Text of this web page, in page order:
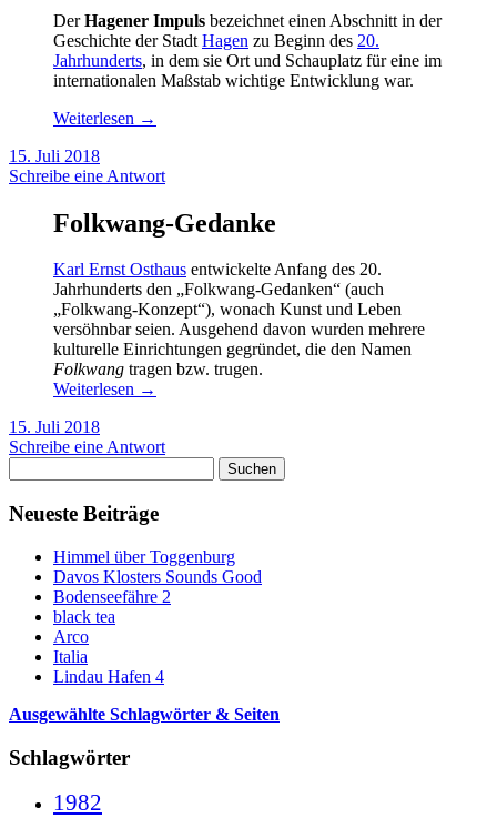
DerHagener Impuls bezeichnet einen Abschnitt in der
Geschichte der Stadt Hagen zu Beginn des 20.
Jahrhunderts, in dem sie Ort und Schauplatz für eine im
internationalen Maßstab wichtige Entwicklung war.
Weiterlesen →
15. Juli 2018
Schreibe eine Antwort
Folkwang-Gedanke
Karl Ernst Osthaus entwickelte Anfang des 20.
Jahrhunderts den „Folkwang-Gedanken“ (auch
„Folkwang-Konzept“), wonach Kunst und Leben
versöhnbar seien. Ausgehend davon wurden mehrere
kulturelle Einrichtungen gegründet, die den Namen
Folkwang tragen bzw. trugen.
Weiterlesen →
15. Juli 2018
Schreibe eine Antwort
nach:
Neueste Beiträge
Himmel über Toggenburg
Davos Klosters Sounds Good
Bodenseefähre 2
black tea
Arco
Italia
Lindau Hafen 4
Ausgewählte Schlagwörter & Seiten
Schlagwörter
1982